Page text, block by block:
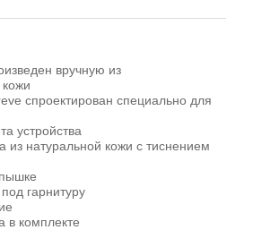
вручную из
кожи
спроектирован специально для
устройства
из натуральной кожи с тиснением
гарнитуру
в комплекте